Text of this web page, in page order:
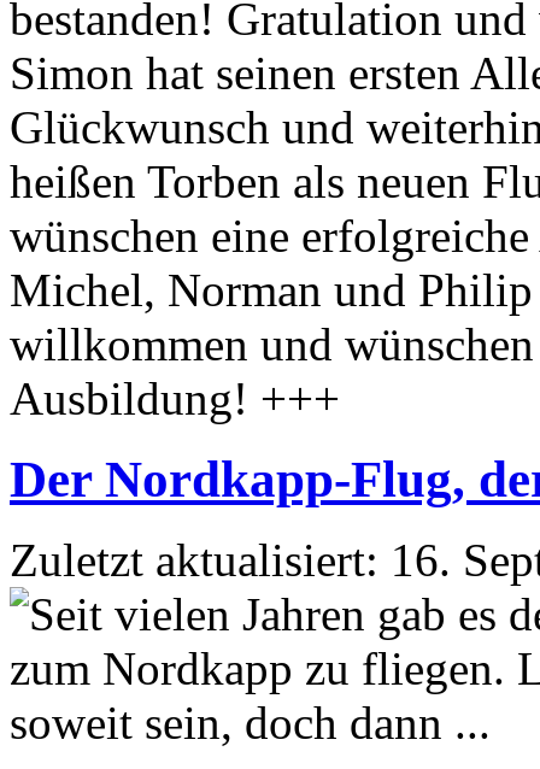
Der Nordkapp-Flug,
Zuletzt aktualisiert: 16.